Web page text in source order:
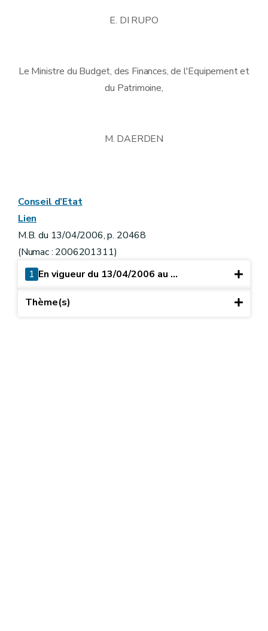
E. DI RUPO
Le Ministre du Budget, des Finances, de l'Equipement et
du Patrimoine,
M. DAERDEN
Conseil d’Etat
Lien
M.B. du 13/04/2006, p. 20468
(Numac : 2006201311)
1 En vigueur du 13/04/2006 au ...
Thème(s)